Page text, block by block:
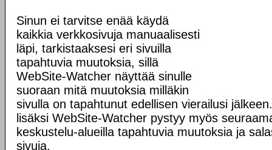
Sinun ei tarvitse enää käydä
kaikkia verkkosivuja manuaalisesti
läpi, tarkistaaksesi eri sivuilla
tapahtuvia muutoksia, sillä
WebSite-Watcher näyttää sinulle
suoraan mitä muutoksia milläkin
sivulla on tapahtunut edellisen vierailusi
lisäksi WebSite-Watcher pystyy myös
keskustelu-alueilla tapahtuvia muutoksia ja
sivuja.